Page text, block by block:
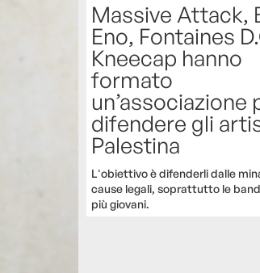
Massive Attack,
Eno, Fontaines
Kneecap hanno
formato
un’associazione
difendere gli
Palestina
L'obiettivo è difenderli dalle
cause legali, soprattutto le
più giovani.